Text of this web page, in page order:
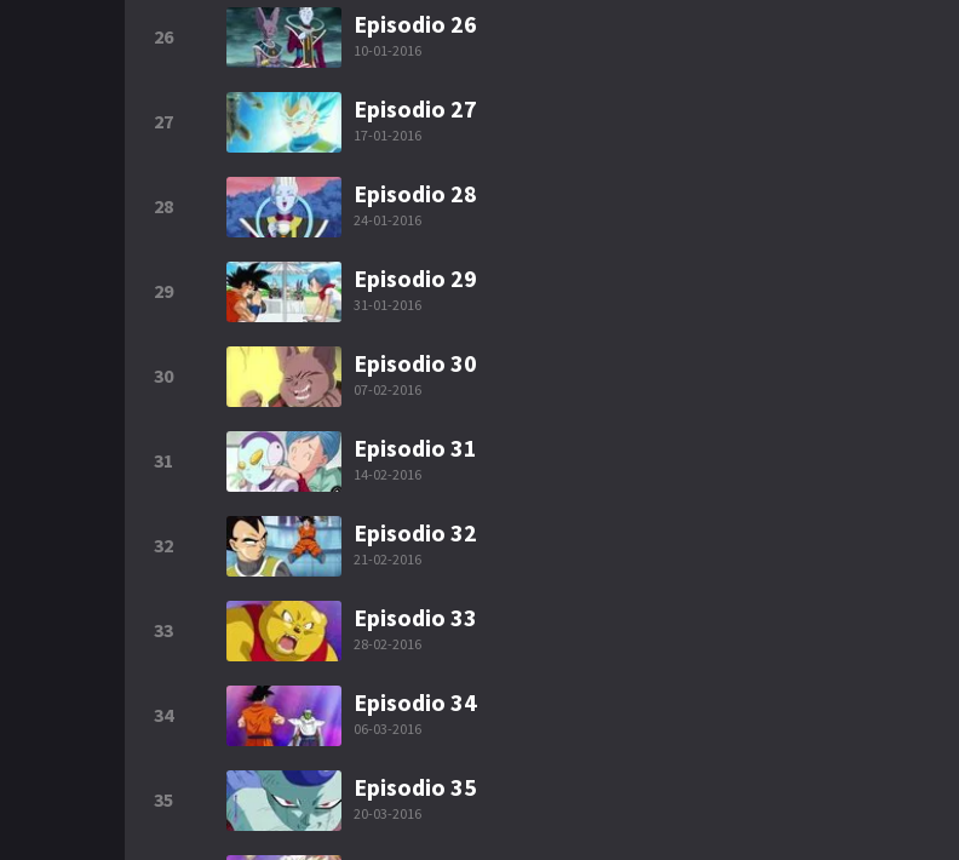
26 Episodio 26
10-01-2016
27 Episodio 27
17-01-2016
28 Episodio 28
24-01-2016
29 Episodio 29
31-01-2016
30 Episodio 30
07-02-2016
31 Episodio 31
14-02-2016
32 Episodio 32
21-02-2016
33 Episodio 33
28-02-2016
34 Episodio 34
06-03-2016
35 Episodio 35
20-03-2016